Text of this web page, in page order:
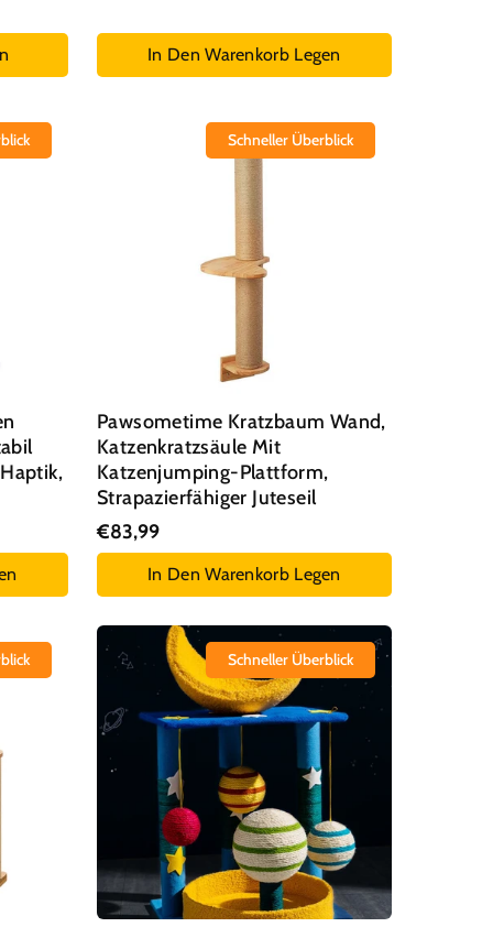
In Den Warenkorb Legen
Schneller Überblick
Pawsometime Kratzbaum Wand,
Katzenkratzsäule Mit
Katzenjumping-Plattform,
Strapazierfähiger Juteseil
€83,99
In Den Warenkorb Legen
Schneller Überblick